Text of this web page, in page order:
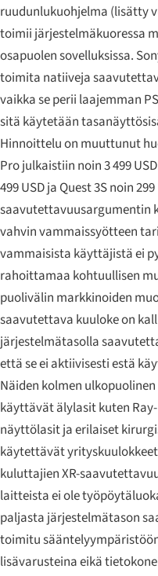
ruudunlukuohjelma (lisätty
toimii järjestelmäkuoressa
osapuolen sovelluksissa.
toimita natiiveja
vaikka se perii laajemman
sitä käytetään
Hinnoittelu on muuttunut
Pro julkaistiin noin 3 499
499 USD ja Quest 3S noin
saavutettavuusargumentin
vahvin vammaissyötteen
vammaisista käyttäjistä ei
rahoittamaa kohtuullisen
puolivälin markkinoiden
saavutettava kuuloke on
järjestelmätasolla
että se ei aktiivisesti estä
Näiden kolmen
käyttävät älylasit kuten
näyttölasit ja erilaiset
käytettävät
kuluttajien XR-
laitteista ei ole
paljasta järjestelmätason
toimitu
lisävarusteina eikä